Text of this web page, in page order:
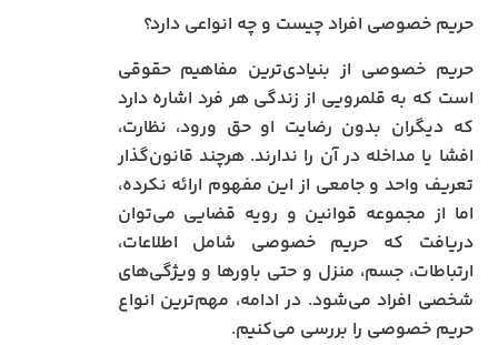
حریم خصوصی افراد چیست و چه انواعی دارد؟
حریم خصوصی از بنیادی‌ترین مفاهیم حقوقی
است که به قلمرویی از زندگی هر فرد اشاره دارد
که دیگران بدون رضایت او حق ورود، نظارت،
افشا یا مداخله در آن را ندارند. هرچند قانون‌گذار
تعریف واحد و جامعی از این مفهوم ارائه نکرده،
اما از مجموعه قوانین و رویه قضایی می‌توان
دریافت که حریم خصوصی شامل اطلاعات،
ارتباطات، جسم، منزل و حتی باورها و ویژگی‌های
شخصی افراد می‌شود. در ادامه، مهم‌ترین انواع
حریم خصوصی را بررسی می‌کنیم.